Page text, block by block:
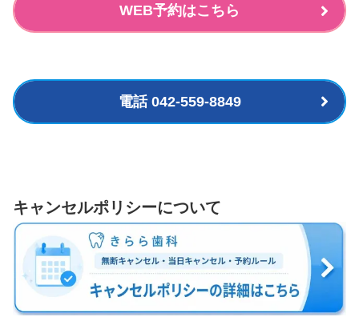
WEB予約はこちら
電話 042-559-8849
キャンセルポリシーについて